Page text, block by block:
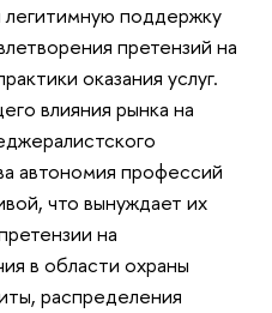
поддержку
претензий на
оказания услуг.
влияния рынка на
автономия профессий
что вынуждает их
на
в области охраны
распределения